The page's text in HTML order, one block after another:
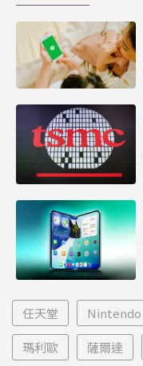
任天堂 Nintendo
瑪利歐 薩爾達